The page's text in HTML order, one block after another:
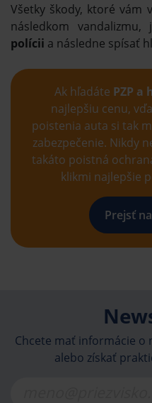
Všetky škody, ktoré vám
následkom
polícii a následne spísať
Ak hľadáte PZP
najlepšiu cenu,
poistenia auta si tak
zabezpečenie. Nikdy
takáto poistná
klikmi najlepšie
Prejsť
Chcete mať informácie o
alebo získať